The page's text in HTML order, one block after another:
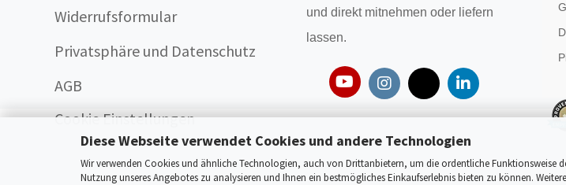
Diese Webseite verwendet Cookies und andere Technologien
Wir verwenden Cookies und ähnliche Technologien, auch von Drittanbietern, um die ordentliche Funktionsweise
Nutzung unseres Angebotes zu analysieren und Ihnen ein bestmögliches Einkaufserlebnis bieten zu können.
Widerrufsformular
Privatsphäre und Datenschutz
AGB
Cookie Einstellungen
und direkt mitnehmen oder liefern
lassen.